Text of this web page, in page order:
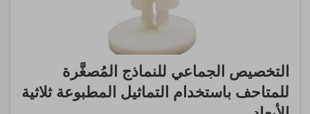
التخصيص الجماعي للنماذج المُصغَّرة
للمتاحف باستخدام التماثيل المطبوعة ثلاثية